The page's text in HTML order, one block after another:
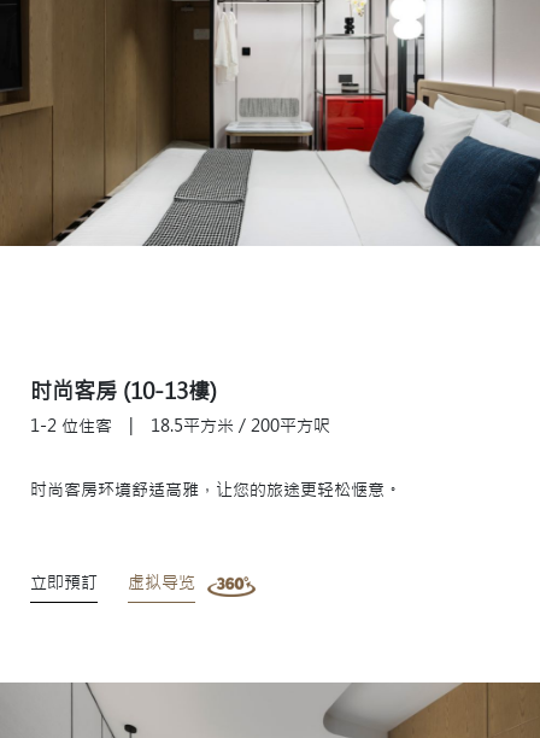
时尚客房 (10-13樓)
1-2 位住客 18.5平方米 / 200平方呎
时尚客房环境舒适高雅，让您的旅途更轻松惬意。
立即預訂 虚拟导览